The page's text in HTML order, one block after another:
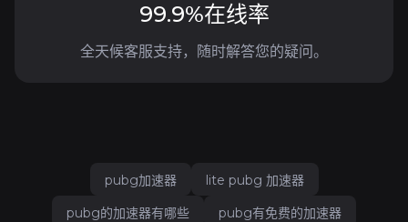
99.9%在线率
全天候客服支持，随时解答您的疑问。
pubg加速器
lite pubg 加速器
pubg的加速器有哪些
pubg有免费的加速器